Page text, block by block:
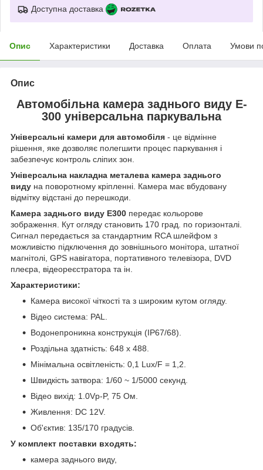
Доступна доставка
Опис Характеристики Доставка Оплата Умови
Опис
Автомобільна камера заднього виду E-
300 універсальна паркувальна
Універсальні камери для автомобіля - це відмінне
рішення, яке дозволяє полегшити процес паркування і
забезпечує контроль сліпих зон.
Універсальна накладна металева камера заднього
виду на поворотному кріпленні. Камера має вбудовану
відмітку відстані до перешкоди.
Камера заднього виду E300 передає кольорове
зображення. Кут огляду становить 170 град. по горизонталі.
Сигнал передається за стандартним RCA шлейфом з
можливістю підключення до зовнішнього монітора, штатної
магнітолі, GPS навігатора, портативного телевізора, DVD
плеєра, відеореєстратора та ін.
Характеристики:
Камера високої чіткості та з широким кутом огляду.
Відео система: PAL.
Водонепроникна конструкція (IP67/68).
Роздільна здатність: 648 х 488.
Мінімальна освітленість: 0,1 Lux/F = 1,2.
Швидкість затвора: 1/60 ~ 1/5000 секунд.
Відео вихід: 1.0Vp-P, 75 Ом.
Живлення: DC 12V.
Об'єктив: 135/170 градусів.
У комплект поставки входять:
камера заднього виду,